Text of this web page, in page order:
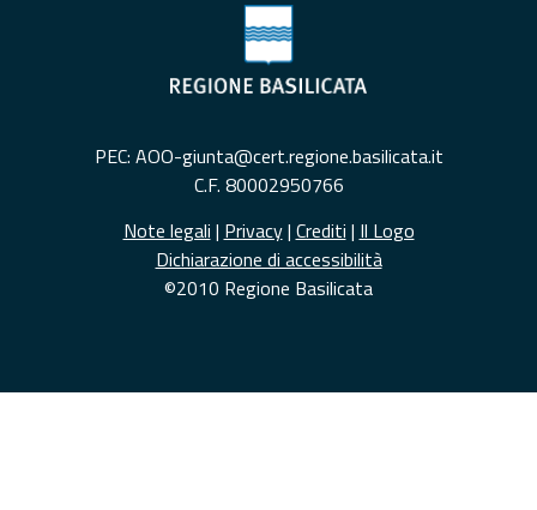
PEC: AOO-giunta@cert.regione.basilicata.it
C.F. 80002950766
Note legali | Privacy| Crediti | Il Logo
Dichiarazione di accessibilità
©2010 Regione Basilicata